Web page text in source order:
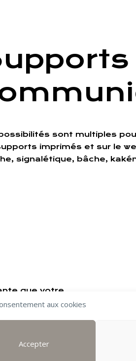
aux cookies
Accepter
sont multiples
imprimés et sur le
signalétique, bâche,
que votre
à votre